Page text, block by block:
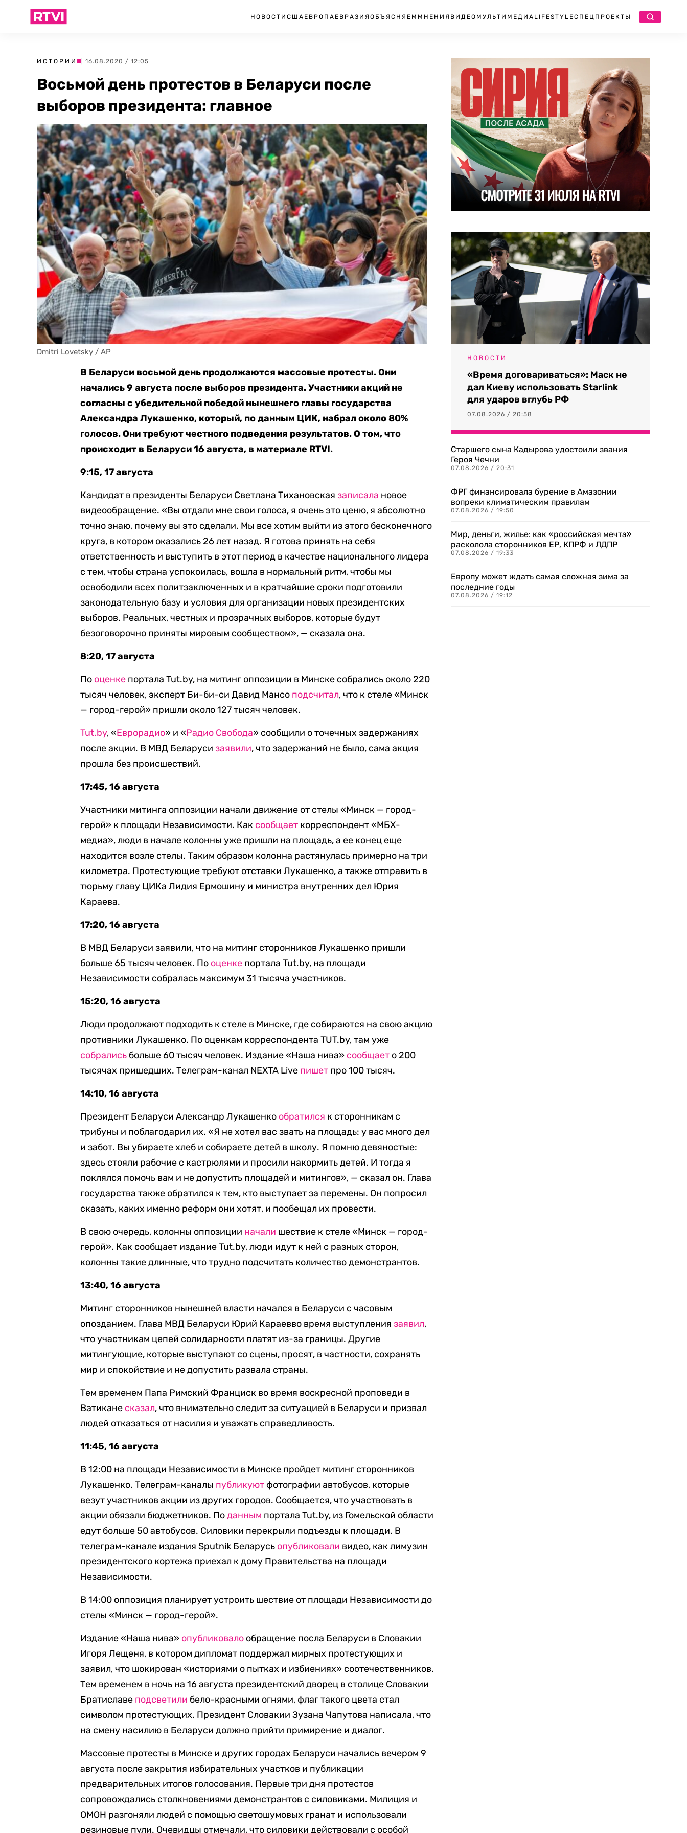
НОВОСТИ США ЕВРОПА ЕВРАЗИЯ ОБЪЯСНЯЕМ МНЕНИЯ ВИДЕО МУЛЬТИМЕДИА LIFESTYLEСПЕЦПРОЕКТЫ
ИСТОРИИ | 16.08.2020 / 12:05
Восьмой день протестов в Беларуси после
выборов президента: главное
Dmitri Lovetsky / AP
В Беларуси восьмой день продолжаются массовые протесты. Они
начались 9 августа после выборов президента. Участники акций не
согласны с убедительной победой нынешнего главы государства
Александра Лукашенко, который, по данным ЦИК, набрал около 80%
голосов. Они требуют честного подведения результатов. О том, что
происходит в Беларуси 16 августа, в материале RTVI.
9:15, 17 августа
Кандидат в президенты Беларуси Светлана Тихановскаязаписала новое
видеообращение. «Вы отдали мне свои голоса, я очень это ценю, я абсолютно
точно знаю, почему вы это сделали. Мы все хотим выйти из этого бесконечного
круга, в котором оказались 26 лет назад. Я готова принять на себя
ответственность и выступить в этот период в качестве национального лидера
с тем, чтобы страна успокоилась, вошла в нормальный ритм, чтобы мы
освободили всех политзаключенных и в кратчайшие сроки подготовили
законодательную базу и условия для организации новых президентских
выборов. Реальных, честных и прозрачных выборов, которые будут
безоговорочно приняты мировым сообществом», — сказала она.
8:20, 17 августа
По оценке портала Tut.by, на митинг оппозиции в Минске собрались около 220
тысяч человек, эксперт Би-би-си Давид Мансо подсчитал, что к стеле «Минск
— город-герой» пришли около 127 тысяч человек.
Tut.by, «Еврорадио» и «Радио Свобода» сообщили о точечных задержаниях
после акции. В МВД Беларусизаявили, что задержаний не было, сама акция
прошла без происшествий.
17:45, 16 августа
Участники митинга оппозиции начали движение от стелы «Минск — город-
герой» к площади Независимости. Как сообщает корреспондент «МБХ-
медиа», люди в начале колонны уже пришли на площадь, а ее конец еще
находится возле стелы. Таким образом колонна растянулась примерно на три
километра. Протестующие требуют отставки Лукашенко, а также отправить в
тюрьму главу ЦИКа Лидия Ермошину и министра внутренних дел Юрия
Караева.
17:20, 16 августа
В МВД Беларуси заявили, что на митинг сторонников Лукашенко пришли
больше 65 тысяч человек. По оценке портала Tut.by, на площади
Независимости собралась максимум 31 тысяча участников.
15:20, 16 августа
Люди продолжают подходить к стеле в Минске, где собираются на свою акцию
противники Лукашенко. По оценкам корреспондента TUT.by, там уже
собрались больше 60 тысяч человек. Издание «Наша нива» сообщает о 200
тысячах пришедших. Телеграм-канал NEXTA Live пишет про 100 тысяч.
14:10, 16 августа
Президент Беларуси Александр Лукашенко обратился к сторонникам с
трибуны и поблагодарил их. «Я не хотел вас звать на площадь: у вас много дел
и забот. Вы убираете хлеб и собираете детей в школу. Я помню девяностые:
здесь стояли рабочие с кастрюлями и просили накормить детей. И тогда я
поклялся помочь вам и не допустить площадей и митингов», — сказал он. Глава
государства также обратился к тем, кто выступает за перемены. Он попросил
сказать, каких именно реформ они хотят, и пообещал их провести.
В свою очередь, колонны оппозиции начали шествие к стеле «Минск — город-
герой». Как сообщает издание Tut.by, люди идут к ней с разных сторон,
колонны такие длинные, что трудно подсчитать количество демонстрантов.
13:40, 16 августа
Митинг сторонников нынешней власти начался в Беларуси с часовым
опозданием. Глава МВД Беларуси Юрий Караевво время выступлениязаявил,
что участникам цепей солидарности платят из-за границы. Другие
митингующие, которые выступают со сцены, просят, в частности, сохранять
мир и спокойствие и не допустить развала страны.
Тем временем Папа Римский Франциск во время воскресной проповеди в
Ватикане сказал, что внимательно следит за ситуацией в Беларуси и призвал
людей отказаться от насилия и уважать справедливость.
11:45, 16 августа
В 12:00 на площади Независимости в Минске пройдет митинг сторонников
Лукашенко. Телеграм-каналы публикуют фотографии автобусов, которые
везут участников акции из других городов. Сообщается, что участвовать в
акции обязали бюджетников. Поданным портала Tut.by, из Гомельской области
едут больше 50 автобусов. Силовики перекрыли подъезды к площади. В
телеграм-канале издания Sputnik Беларусь опубликовали видео, как лимузин
президентского кортежа приехал к дому Правительства на площади
Независимости.
В 14:00 оппозиция планирует устроить шествие от площади Независимости до
стелы «Минск — город-герой».
Издание «Наша нива» опубликовало обращение посла Беларуси в Словакии
Игоря Лещеня, в котором дипломат поддержал мирных протестующих и
заявил, что шокирован «историями о пытках и избиениях» соотечественников.
Тем временем в ночь на 16 августа президентский дворец в столице Словакии
Братиславе подсветили бело-красными огнями, флаг такого цвета стал
символом протестующих. Президент Словакии Зузана Чапутова написала, что
на смену насилию в Беларуси должно прийти примирение и диалог.
Массовые протесты в Минске и других городах Беларуси начались вечером 9
августа после закрытия избирательных участков и публикации
предварительных итогов голосования. Первые три дня протестов
сопровождались столкновениями демонстрантов с силовиками. Милиция и
ОМОН разгоняли людей с помощью светошумовых гранат и использовали
резиновые пули. Очевидцы отмечали, что силовики действовали с особой
НОВОСТИ
«Время договариваться»: Маск не
дал Киеву использовать Starlink
для ударов вглубь РФ
07.08.2026 / 20:58
Старшего сына Кадырова удостоили звания
Героя Чечни
07.08.2026 / 20:31
ФРГ финансировала бурение в Амазонии
вопреки климатическим правилам
07.08.2026 / 19:50
Мир, деньги, жилье: как «российская мечта»
расколола сторонников ЕР, КПРФ и ЛДПР
07.08.2026 / 19:33
Европу может ждать самая сложная зима за
последние годы
07.08.2026 / 19:12